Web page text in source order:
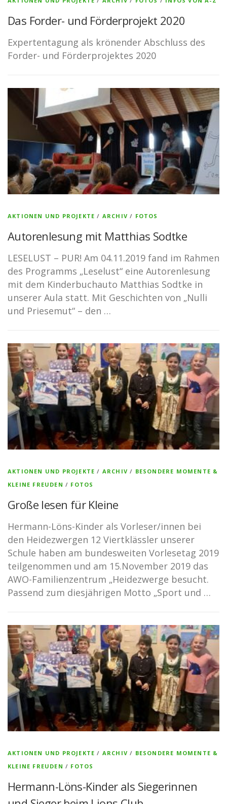
Das Forder- und Förderprojekt 2020
Expertentagung als krönender Abschluss des
Forder- und Förderprojektes 2020
AKTIONEN UND PROJEKTE / ARCHIV / FOTOS
Autorenlesung mit Matthias Sodtke
LESELUST – PUR! Am 04.11.2019 fand im Rahmen
des Programms „Leselust“ eine Autorenlesung
mit dem Kinderbuchauto Matthias Sodtke in
unserer Aula statt. Mit Geschichten von „Nulli
und Priesemut“ – den …
AKTIONEN UND PROJEKTE / ARCHIV / BESONDERE MOMENTE &
KLEINE FREUDEN / FOTOS
Große lesen für Kleine
Hermann-Löns-Kinder als Vorleser/innen bei
den Heidezwergen 12 Viertklässler unserer
Schule haben am bundesweiten Vorlesetag 2019
teilgenommen und am 15.November 2019 das
AWO-Familienzentrum „Heidezwerge besucht.
Passend zum diesjährigen Motto „Sport und …
AKTIONEN UND PROJEKTE / ARCHIV / BESONDERE MOMENTE &
KLEINE FREUDEN / FOTOS
Hermann-Löns-Kinder als Siegerinnen